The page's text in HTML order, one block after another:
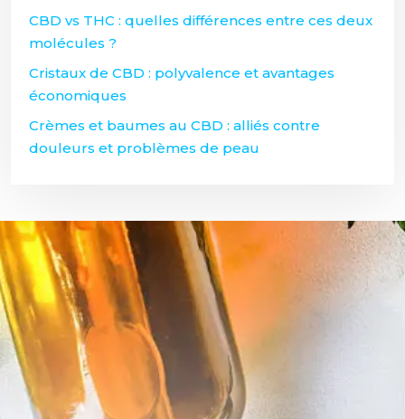
CBD vs THC : quelles différences entre ces deux
molécules ?
Cristaux de CBD : polyvalence et avantages
économiques
Crèmes et baumes au CBD : alliés contre
douleurs et problèmes de peau